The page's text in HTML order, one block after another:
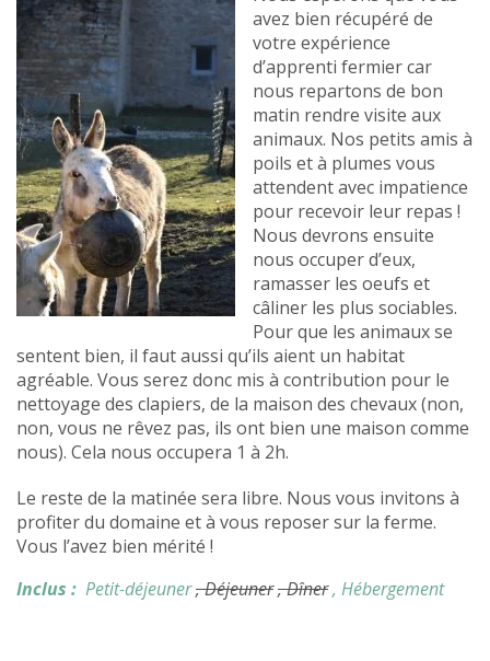
avez bien récupéré de
votre expérience
d’apprenti fermier car
nous repartons de bon
matin rendre visite aux
animaux. Nos petits amis à
poils et à plumes vous
attendent avec impatience
pour recevoir leur repas !
Nous devrons ensuite
nous occuper d’eux,
ramasser les oeufs et
câliner les plus sociables.
Pour que les animaux se
sentent bien, il faut aussi qu’ils aient un habitat
agréable. Vous serez donc mis à contribution pour le
nettoyage des clapiers, de la maison des chevaux (non,
non, vous ne rêvez pas, ils ont bien une maison comme
nous). Cela nous occupera 1 à 2h.
Le reste de la matinée sera libre. Nous vous invitons à
profiter du domaine et à vous reposer sur la ferme.
Vous l’avez bien mérité !
Inclus : Petit-déjeuner, Déjeuner, Dîner, Hébergement